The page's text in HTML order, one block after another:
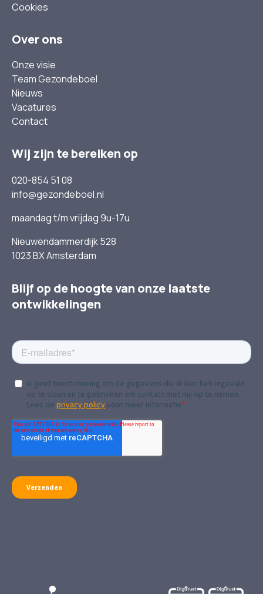
Cookies
Over ons
Onze visie
Team Gezondeboel
Nieuws
Vacatures
Contact
Wij zijn te bereiken op
020-854 51 08
info@gezondeboel.nl
maandag t/m vrijdag 9u-17u
Nieuwendammerdijk 528
1023 BX Amsterdam
Blijf op de hoogte van onze laatste
ontwikkelingen